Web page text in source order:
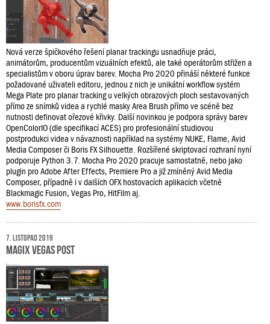
Nová verze špičkového řešení planar trackingu usnadňuje práci,
animátorům, producentům vizuálních efektů, ale také operátorům střižen a
specialistům v oboru úprav barev. Mocha Pro 2020 přináší některé funkce
požadované uživateli editoru, jednou z nich je unikátní workflow systém
Mega Plate pro planar tracking u velkých obrazových ploch sestavovaných
přímo ze snímků videa a rychlé masky Area Brush přímo ve scéně bez
nutnosti definovat ořezové křivky. Další novinkou je podpora správy barev
OpenColorIO (dle specifikací ACES) pro profesionální studiovou
postprodukci videa v návaznosti například na systémy NUKE, Flame, Avid
Media Composer či Boris FX Silhouette. Rozšířené skriptovací rozhraní nyní
podporuje Python 3.7. Mocha Pro 2020 pracuje samostatně, nebo jako
plugin pro Adobe After Effects, Premiere Pro a již zmíněný Avid Media
Composer, případně i v dalších OFX hostovacích aplikacích včetně
Blackmagic Fusion, Vegas Pro, HitFilm aj.
www.borisfx.com
7. listopad 2019
MAGIX Vegas Post